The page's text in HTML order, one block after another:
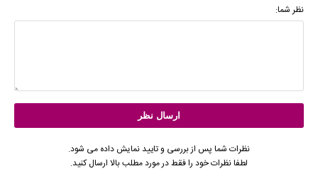
نظر شما:
نظرات شما پس از بررسی و تایید نمایش داده می شود.
لطفا نظرات خود را فقط در مورد مطلب بالا ارسال کنید.